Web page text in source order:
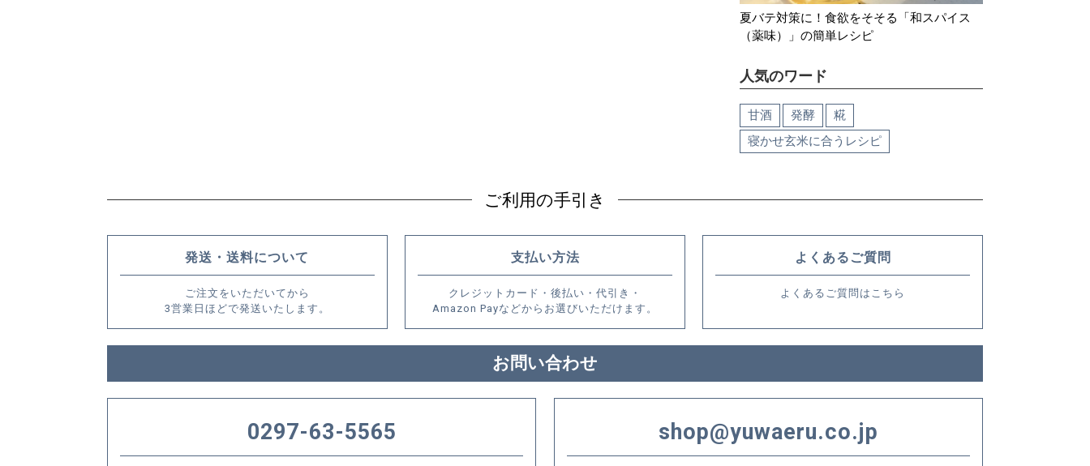
夏バテ対策に！食欲をそそる「和スパイス
（薬味）」の簡単レシピ
人気のワード
甘酒 発酵
糀
寝かせ玄米に合うレシピ
ご利用の手引き
発送・送料について
ご注文をいただいてから
3営業日ほどで発送いたします。
支払い方法
クレジットカード・後払い・代引き・
Amazon Payなどからお選びいただけます。
よくあるご質問
よくあるご質問はこちら
お問い合わせ
0297-63-5565 shop@yuwaeru.co.jp